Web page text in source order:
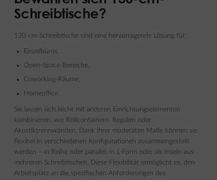
Schreibtische?
130-cm-Schreibtische sind eine hervorragende Lösung für:
Einzelbüros,
Open-Space-Bereiche,
Coworking-Räume,
Homeoffice.
Sie lassen sich leicht mit anderen Einrichtungselementen
kombinieren, wie Rollcontainern, Regalen oder
Akustiktrennwänden. Dank ihrer moderaten Maße können sie
flexibel in verschiedenen Konfigurationen zusammengestellt
werden – in Reihe oder parallel, in L-Form oder als Inseln aus
mehreren Schreibtischen. Diese Flexibilität ermöglicht es, den
Arbeitsplatz an die spezifischen Anforderungen des